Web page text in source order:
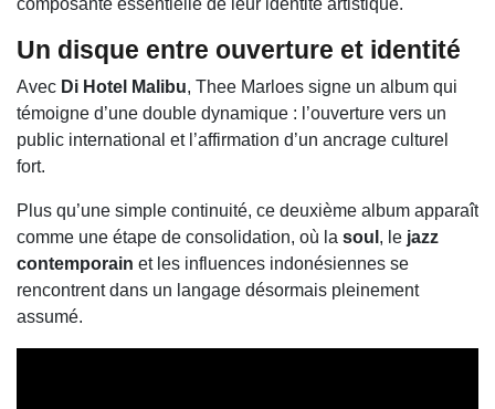
composante essentielle de leur identité artistique.
Un disque entre ouverture et identité
Avec Di Hotel Malibu, Thee Marloes signe un album qui
témoigne d’une double dynamique : l’ouverture vers un
public international et l’affirmation d’un ancrage culturel
fort.
Plus qu’une simple continuité, ce deuxième album apparaît
comme une étape de consolidation, où la soul , le jazz
contemporain et les influences indonésiennes se
rencontrent dans un langage désormais pleinement
assumé.